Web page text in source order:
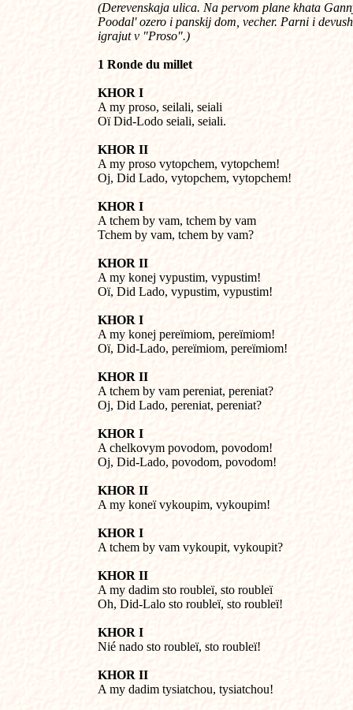
(Derevenskaja ulica. Na pervom plane khata
Poodal' ozero i panskij dom, vecher. Parni i
igrajut v "Proso".)
1 Ronde du millet
KHOR I
A my proso, seilali, seiali
Oï Did-Lodo seiali, seiali.
KHOR II
A my proso vytopchem, vytopchem!
Oj, Did Lado, vytopchem, vytopchem!
KHOR I
A tchem by vam, tchem by vam
Tchem by vam, tchem by vam?
KHOR II
A my konej vypustim, vypustim!
Oï, Did Lado, vypustim, vypustim!
KHOR I
A my konej pereïmiom, pereïmiom!
Oï, Did-Lado, pereïmiom, pereïmiom!
KHOR II
A tchem by vam pereniat, pereniat?
Oj, Did Lado, pereniat, pereniat?
KHOR I
A chelkovym povodom, povodom!
Oj, Did-Lado, povodom, povodom!
KHOR II
A my koneï vykoupim, vykoupim!
KHOR I
A tchem by vam vykoupit, vykoupit?
KHOR II
A my dadim sto roubleï, sto roubleï
Oh, Did-Lalo sto roubleï, sto roubleï!
KHOR I
Nié nado sto roubleï, sto roubleï!
KHOR II
A my dadim tysiatchou, tysiatchou!